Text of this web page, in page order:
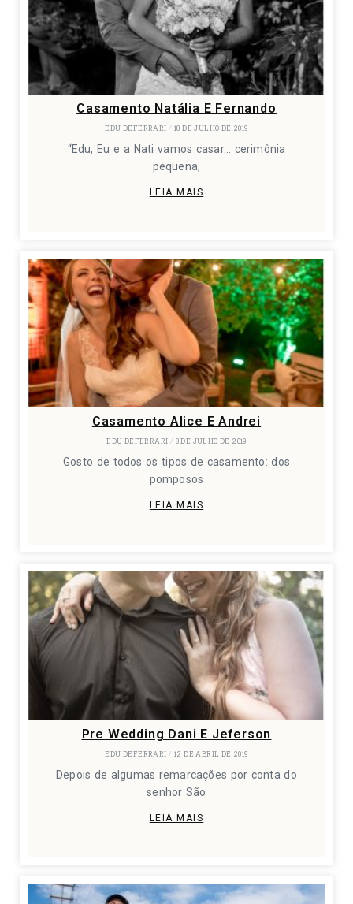
Casamento Natália E Fernando
EDU DEFERRARI 10 DE JULHO DE 2019
“Edu, Eu e a Nati vamos casar… cerimônia
pequena,
LEIA MAIS
Casamento Alice E Andrei
EDU DEFERRARI 8 DE JULHO DE 2019
Gosto de todos os tipos de casamento: dos
pomposos
LEIA MAIS
Pre Wedding Dani E Jeferson
EDU DEFERRARI 12 DE ABRIL DE 2019
Depois de algumas remarcações por conta do
senhor São
LEIA MAIS